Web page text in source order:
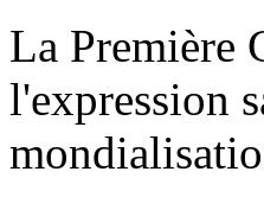
La Première
l'expression